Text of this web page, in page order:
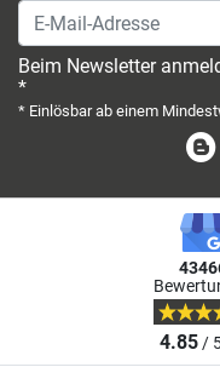
E-Mail-Adresse
Beim Newsletter
*
* Einlösbar ab einem
4.85/